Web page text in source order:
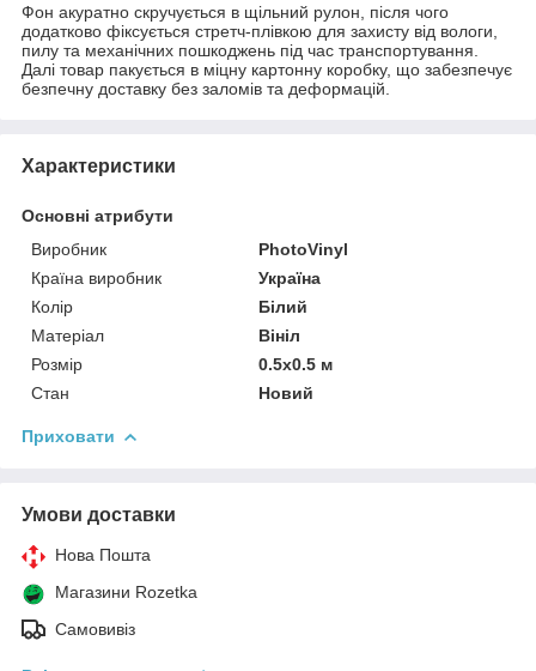
Фон акуратно скручується в щільний рулон, після чого
додатково фіксується стретч-плівкою для захисту від вологи,
пилу та механічних пошкоджень під час транспортування.
Далі товар пакується в міцну картонну коробку, що забезпечує
безпечну доставку без заломів та деформацій.
Характеристики
Основні атрибути
Виробник
PhotoVinyl
Країна виробник
Україна
Колір
Білий
Матеріал
Вініл
Розмір
0.5x0.5 м
Стан
Новий
Приховати
Умови доставки
Нова Пошта
Магазини Rozetka
Самовивіз